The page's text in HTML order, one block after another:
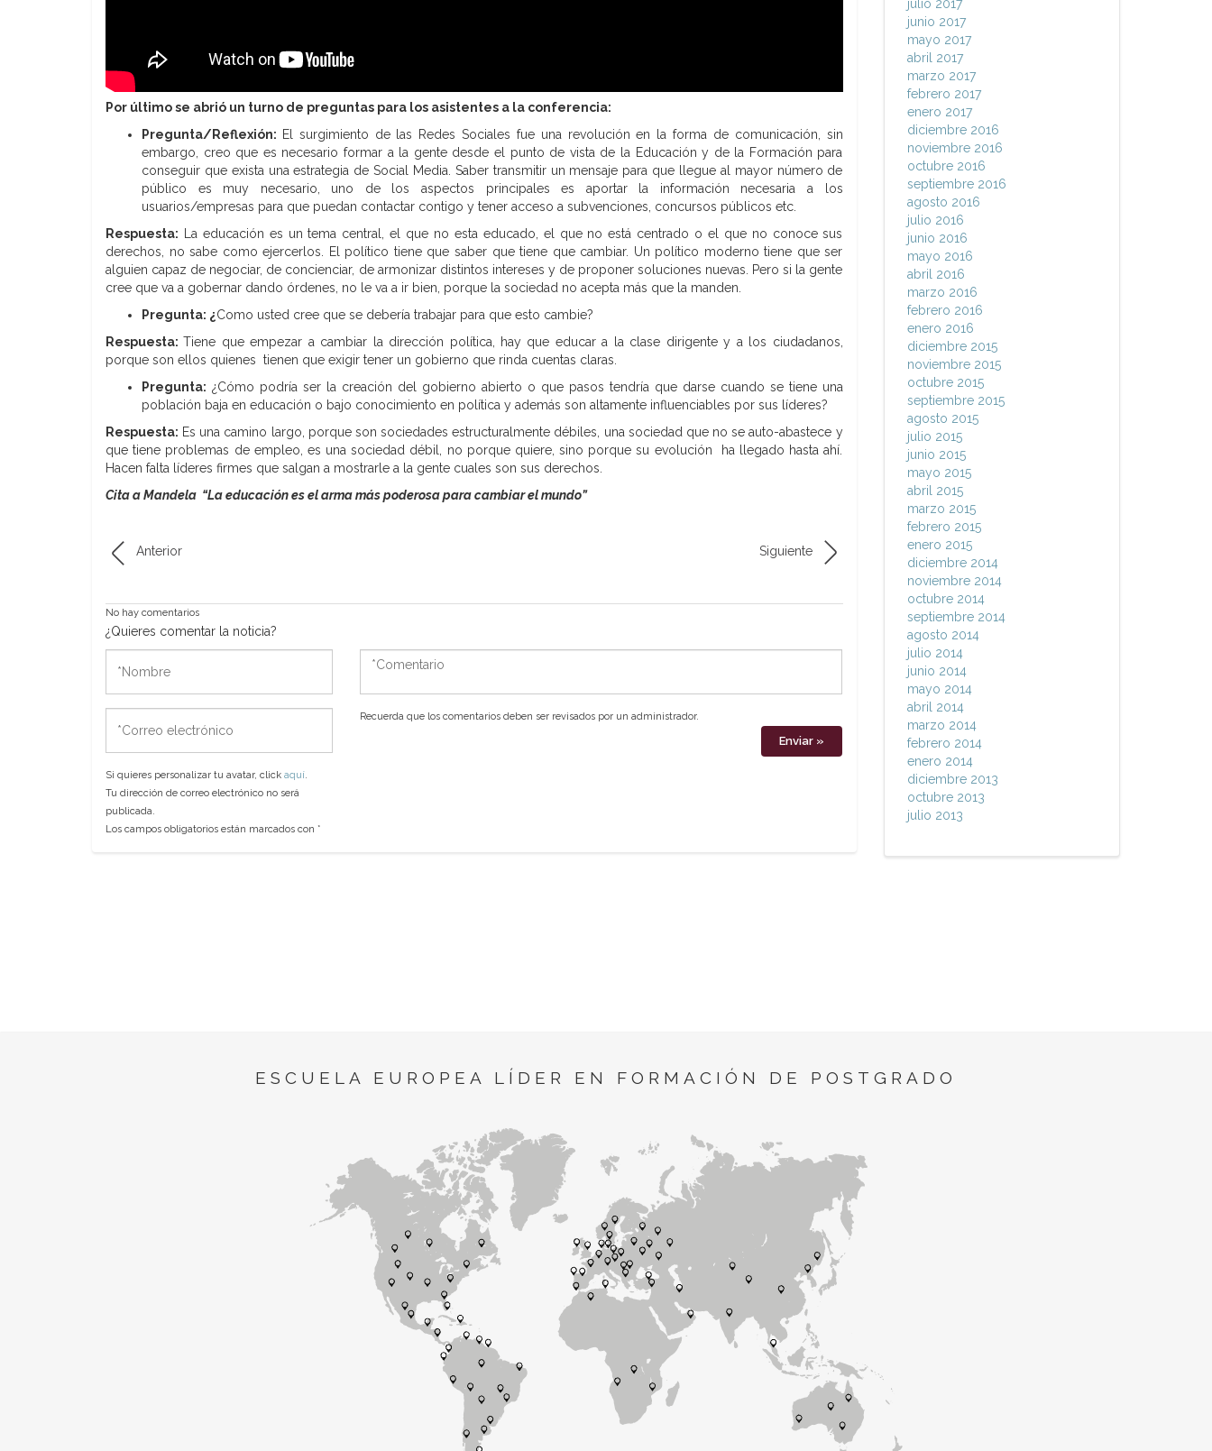
Por último se abrió un turno de preguntas para los asistentes a la conferencia:
Pregunta/Reflexión: El surgimiento de las Redes Sociales fue una revolución en la forma de comunicación, sin
embargo, creo que es necesario formar a la gente desde el punto de vista de la Educación y de la Formación para
conseguir que exista una estrategia de Social Media. Saber transmitir un mensaje para que llegue al mayor número de
público es muy necesario, uno de los aspectos principales es aportar la información necesaria a los
usuarios/empresas para que puedan contactar contigo y tener acceso a subvenciones, concursos públicos etc.
Respuesta: La educación es un tema central, el que no esta educado, el que no está centrado o el que no conoce sus
derechos, no sabe como ejercerlos. El político tiene que saber que tiene que cambiar. Un político moderno tiene que ser
alguien capaz de negociar, de concienciar, de armonizar distintos intereses y de proponer soluciones nuevas. Pero si la gente
cree que va a gobernar dando órdenes, no le va a ir bien, porque la sociedad no acepta más que la manden.
Pregunta: ¿Como usted cree que se debería trabajar para que esto cambie?
Respuesta:Tiene que empezar a cambiar la dirección política, hay que educar a la clase dirigente y a los ciudadanos,
porque son ellos quienes tienen que exigir tener un gobierno que rinda cuentas claras.
Pregunta: ¿Cómo podría ser la creación del gobierno abierto o que pasos tendría que darse cuando se tiene una
población baja en educación o bajo conocimiento en política y además son altamente influenciables por sus líderes?
Respuesta: Es una camino largo, porque son sociedades estructuralmente débiles, una sociedad que no se auto-abastece y
que tiene problemas de empleo, es una sociedad débil, no porque quiere, sino porque su evolución ha llegado hasta ahí.
Hacen falta líderes firmes que salgan a mostrarle a la gente cuales son sus derechos.
Cita a Mandela “La educación es el arma más poderosa para cambiar el mundo”
Anterior Siguiente
No hay comentarios
¿Quieres comentar la noticia?
electrónico
Si quieres personalizar tu avatar, click aquí
Tu dirección de correo electrónico no será
publicada.
Los campos obligatorios están marcados con *
*Comentario
Recuerda que los comentarios deben ser revisados por un administrador.
julio 2017
junio 2017
mayo 2017
abril 2017
marzo 2017
febrero 2017
enero 2017
diciembre 2016
noviembre 2016
octubre 2016
septiembre 2016
agosto 2016
julio 2016
junio 2016
mayo 2016
abril 2016
marzo 2016
febrero 2016
enero 2016
diciembre 2015
noviembre 2015
octubre 2015
septiembre 2015
agosto 2015
julio 2015
junio 2015
mayo 2015
abril 2015
marzo 2015
febrero 2015
enero 2015
diciembre 2014
noviembre 2014
octubre 2014
septiembre 2014
agosto 2014
julio 2014
junio 2014
mayo 2014
abril 2014
marzo 2014
febrero 2014
enero 2014
diciembre 2013
octubre 2013
julio 2013
ESCUELA EUROPEA LÍDER EN FORMACIÓN DE POSTGRADO